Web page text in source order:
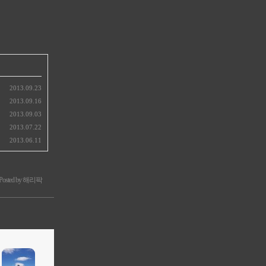
2013.09.23
2013.09.16
2013.09.03
2013.07.22
2013.06.11
Posted by 해리팍